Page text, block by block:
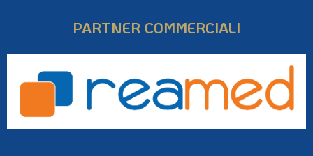
PARTNER COMMERCIALI